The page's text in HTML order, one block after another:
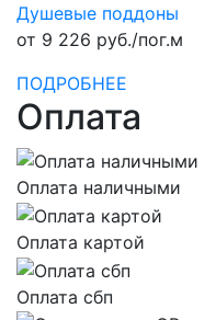
Душевые поддоны
от 9 226 руб./пог.м
ПОДРОБНЕЕ
Оплата
Оплата наличными
Оплата картой
Оплата сбп